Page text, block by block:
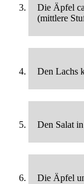
Die Äpfel
(mittlere
Den Lachs
Den Salat
Die Äpfel